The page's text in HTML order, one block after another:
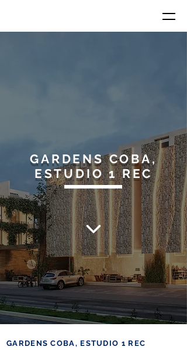
GARDENS COBA,
ESTUDIO 1 REC
GARDENS COBA, ESTUDIO 1 REC